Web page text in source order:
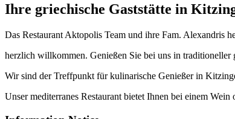
Ihre griechische Gaststätte in
Das Restaurant Aktopolis Team und ihre Fam. Alexandris
herzlich willkommen. Genießen Sie bei uns in traditioneller
Wir sind der Treffpunkt für kulinarische Genießer in
Unser mediterranes Restaurant bietet Ihnen bei einem